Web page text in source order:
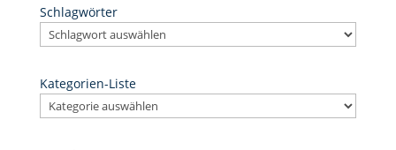
Schlagwörter
Kategorien-Liste